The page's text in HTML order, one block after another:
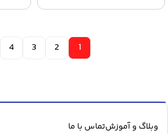
1
2
3
4
وبلاگ و آموزشتماس با ما